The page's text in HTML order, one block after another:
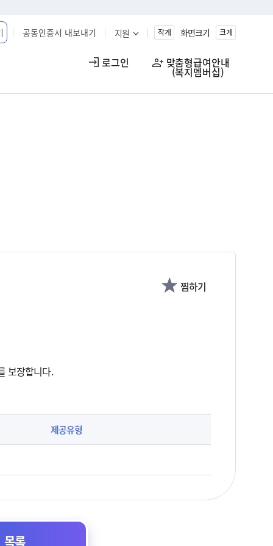
공동인증서 내보내기 지원 작게 화면크기 크게
로그인 맞춤형급여안내
(복지멤버십)
찜하기
보장합니다.
제공유형
목록